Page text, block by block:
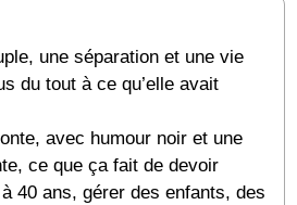
une séparation et une vie
du tout à ce qu’elle avait
avec humour noir et une
ce que ça fait de devoir
40 ans, gérer des enfants, des